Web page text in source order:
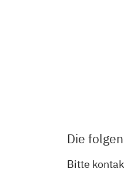
Die
Bitte